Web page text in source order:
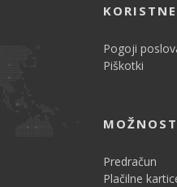
Pogoji
Piškotki
Predračun
Plačilne